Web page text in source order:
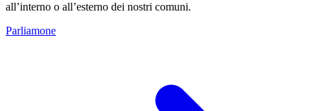
all’interno o all’esterno dei nostri comuni.
Parliamone